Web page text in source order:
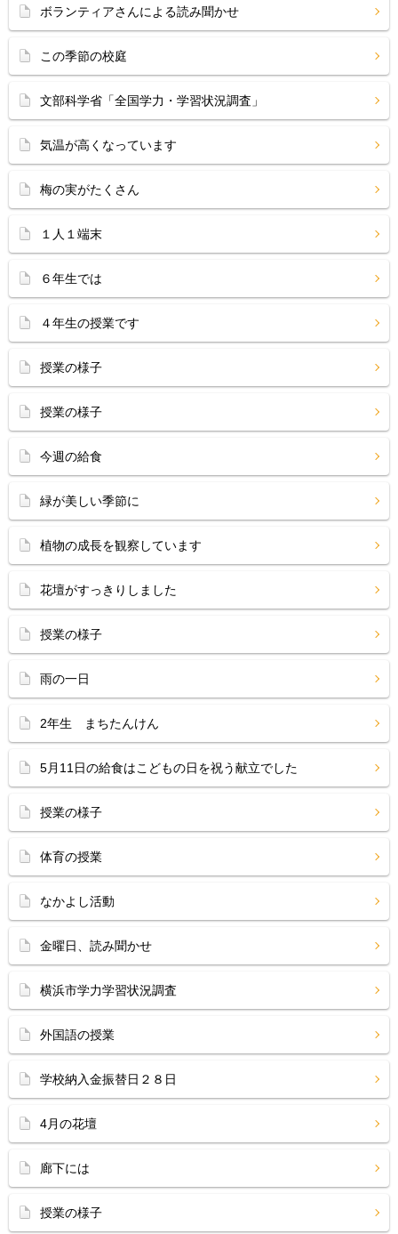
ボランティアさんによる読み聞かせ
この季節の校庭
文部科学省「全国学力・学習状況調査」
気温が高くなっています
梅の実がたくさん
１人１端末
６年生では
４年生の授業です
授業の様子
授業の様子
今週の給食
緑が美しい季節に
植物の成長を観察しています
花壇がすっきりしました
授業の様子
雨の一日
2年生 まちたんけん
5月11日の給食はこどもの日を祝う献立でした
授業の様子
体育の授業
なかよし活動
金曜日、読み聞かせ
横浜市学力学習状況調査
外国語の授業
学校納入金振替日２８日
4月の花壇
廊下には
授業の様子